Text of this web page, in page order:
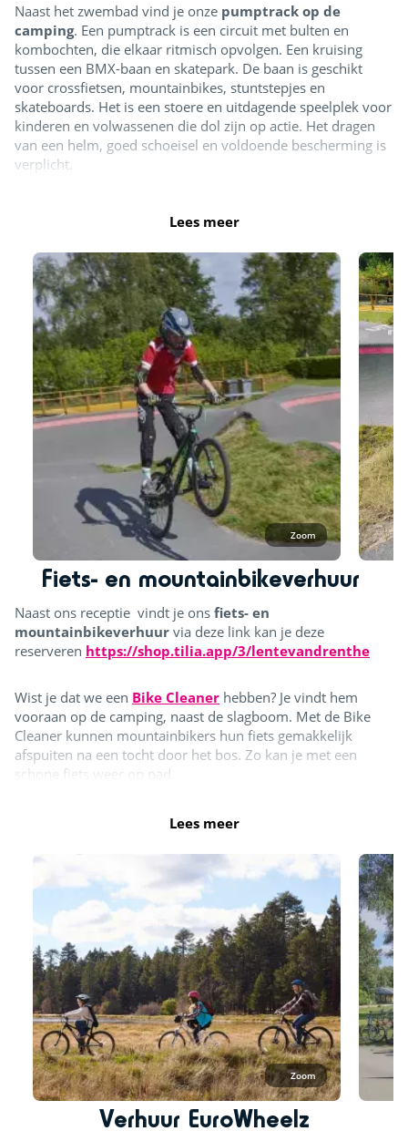
Naast het zwembad vind je onze pumptrack op de
camping. Een pumptrack is een circuit met bulten en
kombochten, die elkaar ritmisch opvolgen. Een kruising
tussen een BMX-baan en skatepark. De baan is geschikt
voor crossfietsen, mountainbikes, stuntstepjes en
skateboards. Het is een stoere en uitdagende speelplek voor
kinderen en volwassenen die dol zijn op actie. Het dragen
van een helm, goed schoeisel en voldoende bescherming is
verplicht.
Lees meer
Zoom
Fiets- en mountainbikeverhuur
Naast ons receptie vindt je ons fiets- en
mountainbikeverhuur via deze link kan je deze
reserveren https://shop.tilia.app/3/lentevandrenthe
Wist je dat we een Bike Cleaner hebben? Je vindt hem
vooraan op de camping, naast de slagboom. Met de Bike
Cleaner kunnen mountainbikers hun fiets gemakkelijk
afspuiten na een tocht door het bos. Zo kan je met een
schone fiets weer op pad.
Lees meer
Zoom
Verhuur EuroWheelz